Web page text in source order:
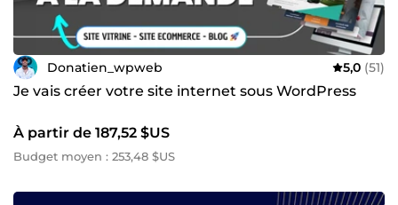
Donatien_wpweb 5,0 (51)
Je vais créer votre site internet sous WordPress
À partir de 187,52 $US
Budget moyen : 253,48 $US